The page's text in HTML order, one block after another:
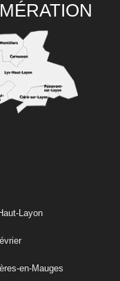
Layon
en-Mauges